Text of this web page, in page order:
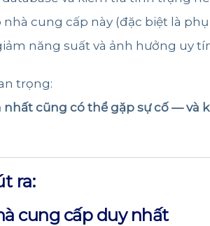
cung cấp này (đặc biệt là
năng suất và ảnh hưởng uy
trọng:
cũng có thể gặp sự cố — và
ra:
cung cấp duy nhất